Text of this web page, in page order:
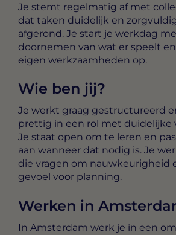
Je stemt regelmatig af met
dat taken duidelijk en
afgerond. Je start je werkdag
doornemen van wat er speelt
eigen werkzaamheden op.
Wie ben jij?
Je werkt graag gestructureerd
prettig in een rol met duidelijke
Je staat open om te leren en
aan wanneer dat nodig is. Je
die vragen om nauwkeurigheid
gevoel voor planning.
Werken in
In Amsterdam werk je in een